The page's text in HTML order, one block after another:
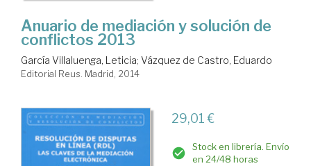
Anuario de mediación y solución de
conflictos 2013
García Villaluenga, Leticia; Vázquez de Castro, Eduardo
Editorial Reus. Madrid, 2014
29,01 €
Stock en librería. Envío
en 24/48 horas